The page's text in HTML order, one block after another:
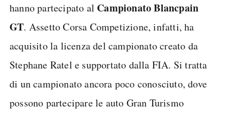
hanno partecipato al Campionato Blancpain
GT. Assetto Corsa Competizione, infatti, ha
acquisito la licenza del campionato creato da
Stephane Ratel e supportato dalla FIA. Si tratta
di un campionato ancora poco conosciuto, dove
possono partecipare le auto Gran Turismo